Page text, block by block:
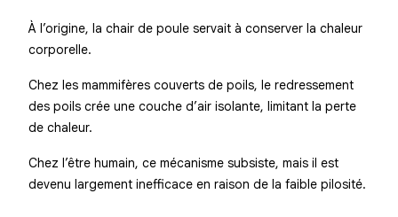
À l’origine, la chair de poule servait à conserver la chaleur
corporelle.
Chez les mammifères couverts de poils, le redressement
des poils crée une couche d’air isolante, limitant la perte
de chaleur.
Chez l’être humain, ce mécanisme subsiste, mais il est
devenu largement inefficace en raison de la faible pilosité.